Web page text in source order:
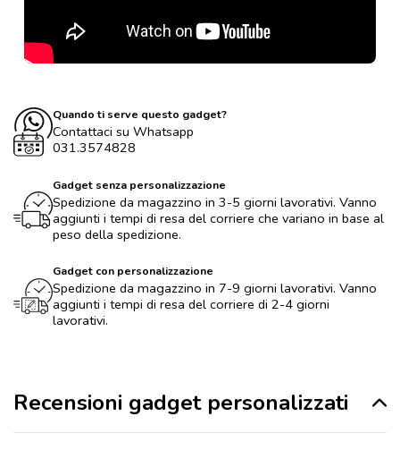
Quando ti serve questo gadget?
Contattaci su Whatsapp
031.3574828
Gadget senza personalizzazione
Spedizione da magazzino in 3-5 giorni lavorativi. Vanno
aggiunti i tempi di resa del corriere che variano in base al
peso della spedizione.
Gadget con personalizzazione
Spedizione da magazzino in 7-9 giorni lavorativi. Vanno
aggiunti i tempi di resa del corriere di 2-4 giorni
lavorativi.
Recensioni gadget personalizzati